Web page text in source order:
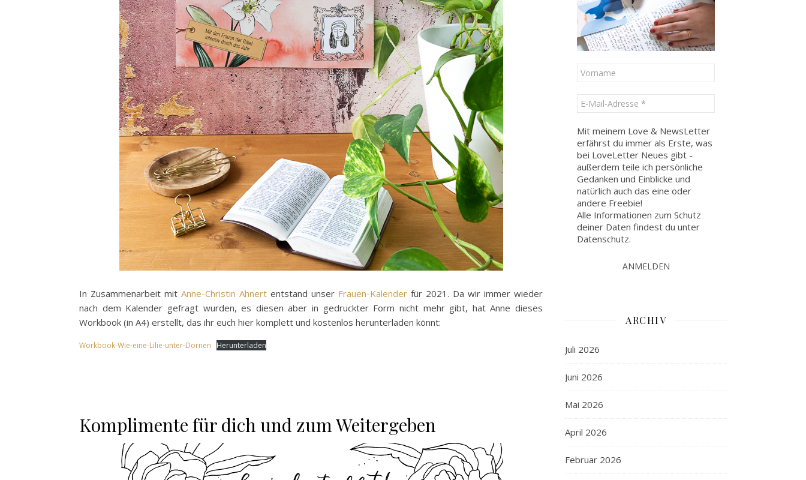
In Zusammenarbeit mit Anne-Christin Ahnert entstand unser Frauen-Kalender für 2021. Da wir immer wieder
nach dem Kalender gefragt wurden, es diesen aber in gedruckter Form nicht mehr gibt, hat Anne dieses
Workbook (in A4) erstellt, das ihr euch hier komplett und kostenlos herunterladen könnt:
Workbook-Wie-eine-Lilie-unter-Dornen Herunterladen
Komplimente für dich und zum Weitergeben
Mit meinem Love & NewsLetter
erfährst du immer als Erste, was
bei LoveLetter Neues gibt -
außerdem teile ich persönliche
Gedanken und Einblicke und
natürlich auch das eine oder
andere Freebie!
Alle Informationen zum Schutz
deiner Daten findest du unter
Datenschutz.
ARCHIV
Juli 2026
Juni 2026
Mai 2026
April 2026
Februar 2026